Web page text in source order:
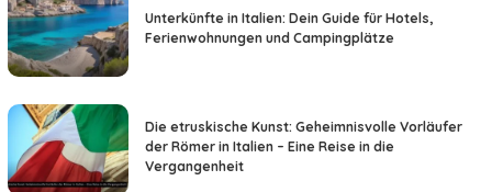
Unterkünfte in Italien: Dein Guide für Hotels,
Ferienwohnungen und Campingplätze
Die etruskische Kunst: Geheimnisvolle Vorläufer
der Römer in Italien – Eine Reise in die
Vergangenheit